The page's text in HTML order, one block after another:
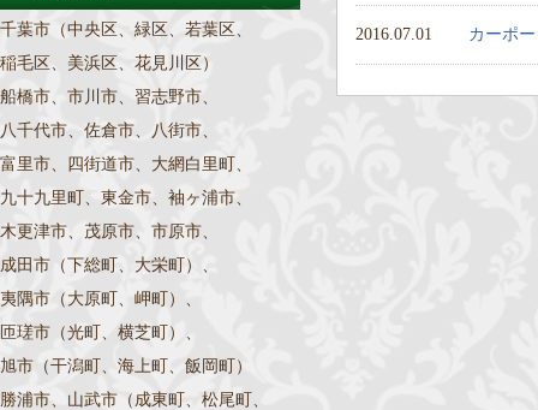
2016.07.01 カーポ
千葉市（中央区、緑区、若葉区、
稲毛区、美浜区、花見川区）
船橋市、市川市、習志野市、
八千代市、佐倉市、八街市、
富里市、四街道市、大網白里町、
九十九里町、東金市、袖ヶ浦市、
木更津市、茂原市、市原市、
成田市（下総町、大栄町）、
夷隅市（大原町、岬町）、
匝瑳市（光町、横芝町）、
旭市（干潟町、海上町、飯岡町）
勝浦市、山武市（成東町、松尾町、